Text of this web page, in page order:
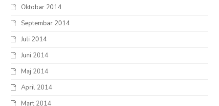
Oktobar 2014
Septembar 2014
Juli 2014
Juni 2014
Maj 2014
April 2014
Mart 2014